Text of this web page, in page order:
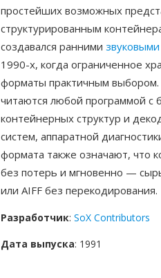
простейших возможных
структурированным
создавался ранними
1990-х, когда ограниченное
форматы практичным
читаются любой программой
контейнерных структур и
систем, аппаратной
формата также означают, что
без потерь и мгновенно —
или AIFF без перекодирования.
Разработчик: SoX Contributors
Дата выпуска: 1991